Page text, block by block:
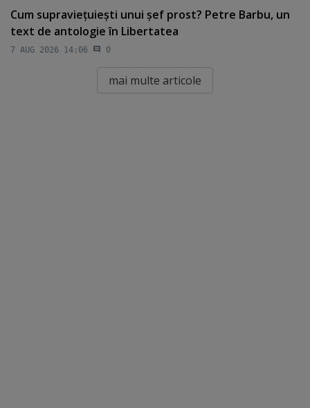
Cum supravieţuieşti unui şef prost? Petre Barbu, un
text de antologie în Libertatea
7 AUG 2026 14:06 0
mai multe articole